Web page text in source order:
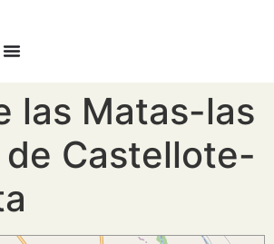
las Matas-las
de Castellote-